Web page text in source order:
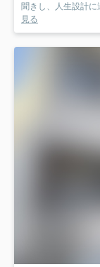
聞きし、人生設計
見る